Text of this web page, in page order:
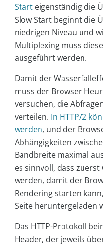
Start eigenständig die
Slow Start beginnt die
niedrigen Niveau und
Multiplexing muss
ausgeführt werden.
Damit der
muss der Browser
versuchen, die
verteilen. In HTTP/2
werden, und der
Abhängigkeiten
Bandbreite maximal
es sinnvoll, dass zuerst
werden, damit der
Rendering starten
Seite heruntergeladen
Das HTTP-Protokoll
Header, der jeweils